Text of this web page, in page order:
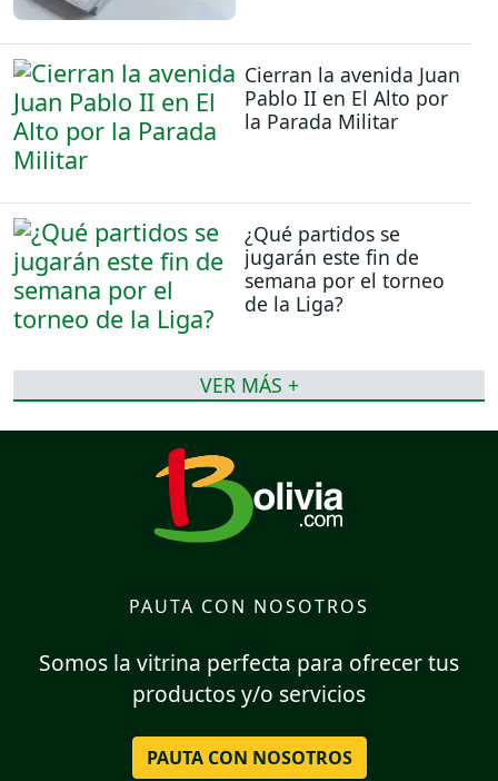
Cierran la avenida Juan
Pablo II en El Alto por
la Parada Militar
¿Qué partidos se
jugarán este fin de
semana por el torneo
de la Liga?
VER MÁS +
PAUTA CON NOSOTROS
Somos la vitrina perfecta para ofrecer tus
productos y/o servicios
PAUTA CON NOSOTROS